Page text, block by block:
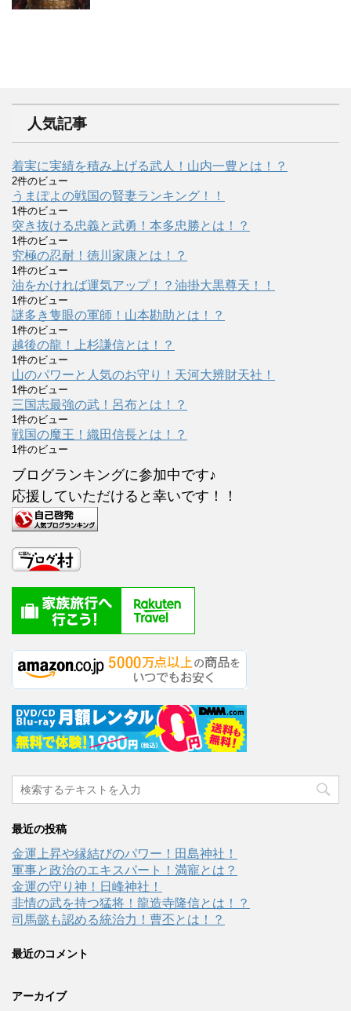
人気記事
着実に実績を積み上げる武人！山内一豊とは！？
2件のビュー
うまぽよの戦国の賢妻ランキング！！
1件のビュー
突き抜ける忠義と武勇！本多忠勝とは！？
1件のビュー
究極の忍耐！徳川家康とは！？
1件のビュー
油をかければ運気アップ！？油掛大黒尊天！！
1件のビュー
謎多き隻眼の軍師！山本勘助とは！？
1件のビュー
越後の龍！上杉謙信とは！？
1件のビュー
山のパワーと人気のお守り！天河大辨財天社！
1件のビュー
三国志最強の武！呂布とは！？
1件のビュー
戦国の魔王！織田信長とは！？
1件のビュー
ブログランキングに参加中です♪
応援していただけると幸いです！！
最近の投稿
金運上昇や縁結びのパワー！田島神社！
軍事と政治のエキスパート！満寵とは？
金運の守り神！日峰神社！
非情の武を持つ猛将！龍造寺隆信とは！？
司馬懿も認める統治力！曹丕とは！？
最近のコメント
アーカイブ